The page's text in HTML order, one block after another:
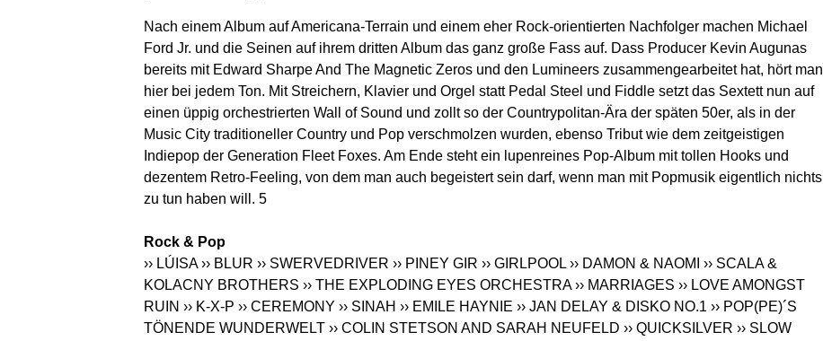
Nach einem Album auf Americana-Terrain und einem eher Rock-orientierten Nachfolger machen Michael
Ford Jr. und die Seinen auf ihrem dritten Album das ganz große Fass auf. Dass Producer Kevin Augunas
bereits mit Edward Sharpe And The Magnetic Zeros und den Lumineers zusammengearbeitet hat, hört man
hier bei jedem Ton. Mit Streichern, Klavier und Orgel statt Pedal Steel und Fiddle setzt das Sextett nun auf
einen üppig orchestrierten Wall of Sound und zollt so der Countrypolitan-Ära der späten 50er, als in der
Music City traditioneller Country und Pop verschmolzen wurden, ebenso Tribut wie dem zeitgeistigen
Indiepop der Generation Fleet Foxes. Am Ende steht ein lupenreines Pop-Album mit tollen Hooks und
dezentem Retro-Feeling, von dem man auch begeistert sein darf, wenn man mit Popmusik eigentlich nichts
zu tun haben will. 5
Rock & Pop
›› LÚISA ›› BLUR ›› SWERVEDRIVER ›› PINEY GIR ›› GIRLPOOL ›› DAMON & NAOMI ›› SCALA &
KOLACNY BROTHERS ›› THE EXPLODING EYES ORCHESTRA ›› MARRIAGES ›› LOVE AMONGST
RUIN ›› K-X-P ›› CEREMONY ›› SINAH ›› EMILE HAYNIE ›› JAN DELAY & DISKO NO.1 ›› POP(PE)´S
TÖNENDE WUNDERWELT ›› COLIN STETSON AND SARAH NEUFELD ›› QUICKSILVER ›› SLOW